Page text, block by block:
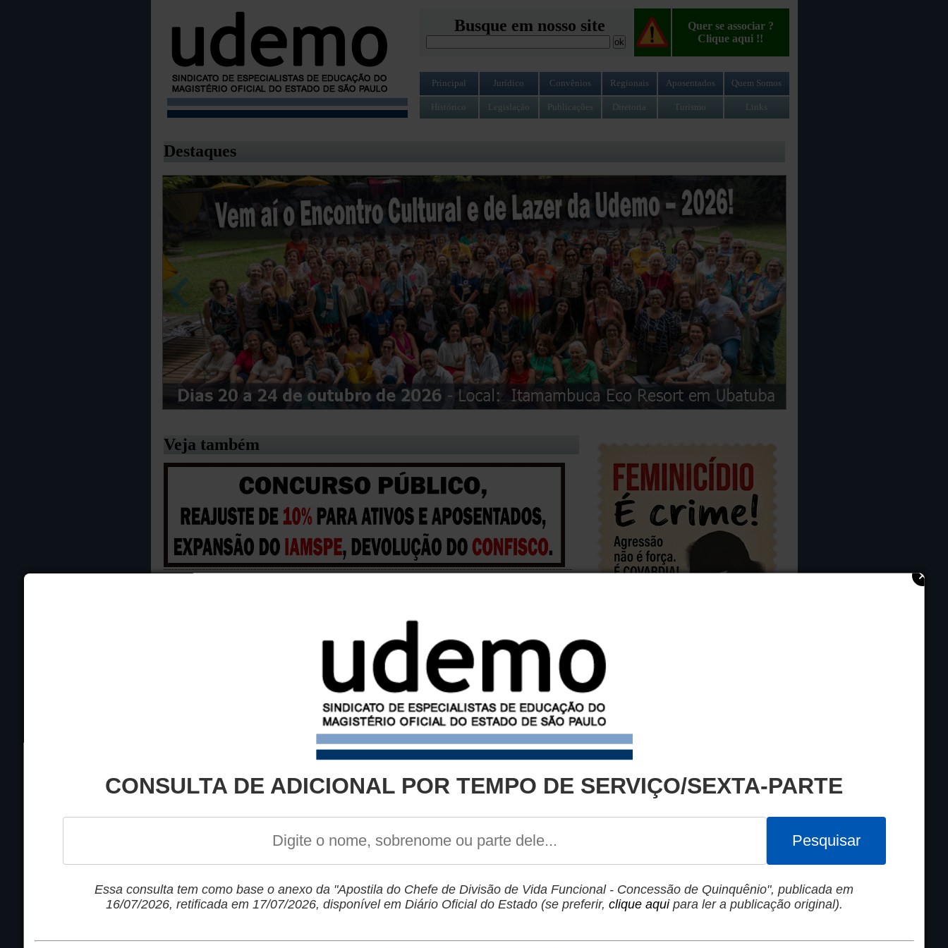
Busque em nosso site
Quer se associar ?
Clique aqui !!
Principal Jurídico Convênios Regionais Aposentados Quem Somos
Histórico Legislação Publicações Diretoria Turismo Links
Destaques
Veja também
Concurso para Diretor!
Veja o álbum de fotos das
faixas e outdoors da
campanha!
Fotos da Mobilização
Contra a Reforma
Administrativa!
Reforma Administrativa !
Reforma Administrativa Não!
Envio de e-mails aos
parlamentares
É urgente que haja Concurso
15 Minutos de UDEMO:
Carta Abertaao Secretário da
Educação do Estado de São
CONSULTA DE ADICIONAL POR TEMPO DE SERVIÇO/SEXTA-PARTE
Pesquisar
Essa consulta tem como base o anexo da "Apostila do Chefe de Divisão de Vida Funcional - Concessão de Quinquênio", publicada em
16/07/2026, retificada em 17/07/2026, disponível em Diário Oficial do Estado (se preferir, clique aquipara ler a publicação original).